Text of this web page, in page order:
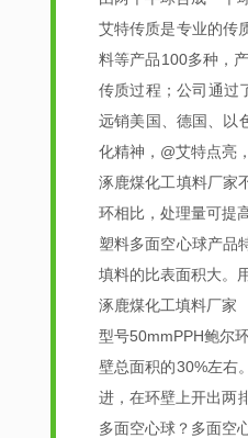
艾特传质是专业的传
料等产品100多种，
传质过程；公司通过
远销美国、德国、以
化精神，@艾特点亮
涿鹿煤化工填料厂家
环相比，处理量可提
塑料多面空心球产品
填料的比表面积大。
涿鹿煤化工填料厂家
型号50mmPPH鲍尔
壁总面积的30%左右
进，在环壁上开出两
多面空心球？多面空